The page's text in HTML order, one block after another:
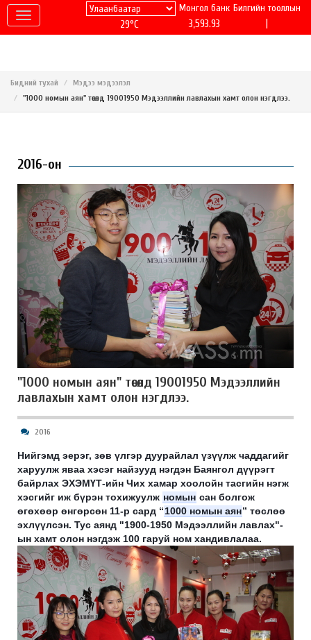
29°C
Монгол банк
3,593.93
Билгийн тооллын
Бидний тухай
Мэдээ мэдээлэл
"1000 номын аян" төсөлд 19001950 Мэдээллийн лавлахын хамт олон нэгдлээ.
2016-он
"1000 номын аян" төсөлд 19001950 Мэдээллийн
лавлахын хамт олон нэгдлээ.
2016
Нийгэмд эерэг, зөв үлгэр дуурайлал үзүүлж чаддагийг
харуулж яваа хэсэг найзууд нэгдэн Баянгол дүүрэгт
байрлах ЭХЭМҮТ-ийн Чих хамар хоолойн тасгийн нэгж
хэсгийг иж бүрэн тохижуулж номын сан болгож
өгөхөөр өнгөрсөн 11-р сард “1000 номын аян” төслөө
эхлүүлсэн. Тус аянд "1900-1950 Мэдээллийн лавлах"-
ын хамт олон нэгдэж 100 гаруй ном хандивлалаа.